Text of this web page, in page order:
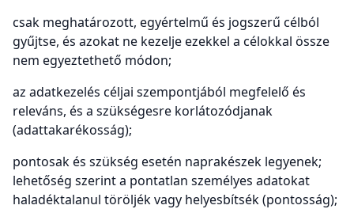
csak meghatározott, egyértelmű és jogszerű célból
gyűjtse, és azokat ne kezelje ezekkel a célokkal össze
nem egyeztethető módon;
az adatkezelés céljai szempontjából megfelelő és
releváns, és a szükségesre korlátozódjanak
(adattakarékosság);
pontosak és szükség esetén naprakészek legyenek;
lehetőség szerint a pontatlan személyes adatokat
haladéktalanul töröljék vagy helyesbítsék (pontosság);